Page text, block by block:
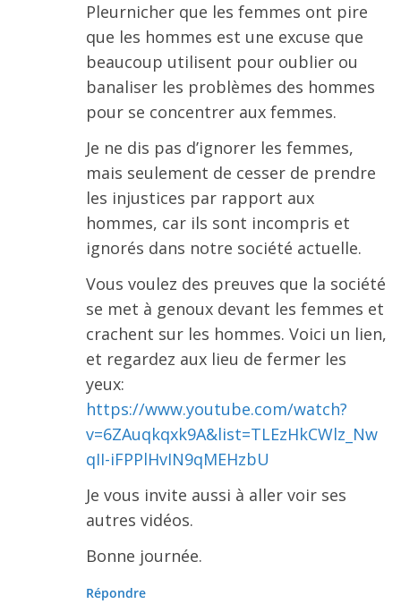
Pleurnicher que les femmes ont pire
que les hommes est une excuse que
beaucoup utilisent pour oublier ou
banaliser les problèmes des hommes
pour se concentrer aux femmes.
Je ne dis pas d’ignorer les femmes,
mais seulement de cesser de prendre
les injustices par rapport aux
hommes, car ils sont incompris et
ignorés dans notre société actuelle.
Vous voulez des preuves que la société
se met à genoux devant les femmes et
crachent sur les hommes. Voici un lien,
et regardez aux lieu de fermer les
yeux:
https://www.youtube.com/watch?
v=6ZAuqkqxk9A&list=TLEzHkCWlz_Nw
qII-iFPPlHvIN9qMEHzbU
Je vous invite aussi à aller voir ses
autres vidéos.
Bonne journée.
Répondre